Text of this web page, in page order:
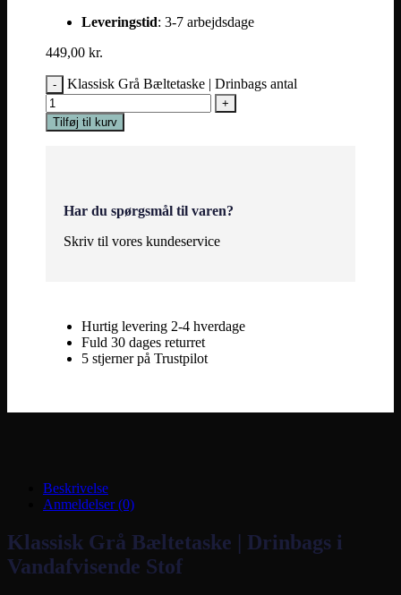
Leveringstid: 3-7 arbejdsdage
449,00kr.
Klassisk Grå Bæltetaske | Drinbags antal
Tilføj til kurv
Har du spørgsmål til varen?
Skriv til vores kundeservice
Hurtig levering 2-4 hverdage
Fuld 30 dages returret
5 stjerner på Trustpilot
Beskrivelse
Anmeldelser (0)
Klassisk Grå Bæltetaske | Drinbags i
Vandafvisende Stof